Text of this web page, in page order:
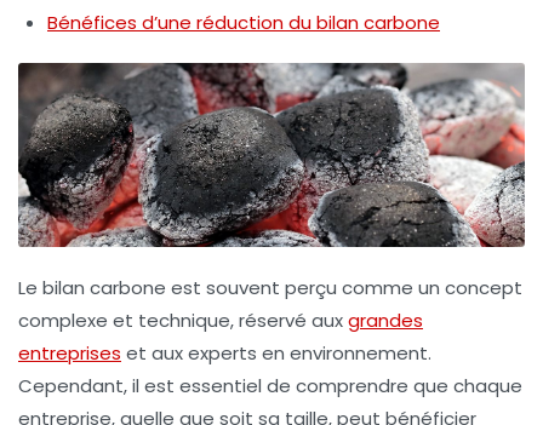
Bénéfices d’une réduction du bilan carbone
Le bilan carbone est souvent perçu comme un concept
complexe et technique, réservé auxgrandes
entreprises et aux experts en environnement.
Cependant, il est essentiel de comprendre que chaque
entreprise, quelle que soit sa taille, peut bénéficier